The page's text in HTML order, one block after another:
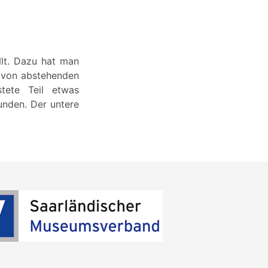
Dazu hat man
abstehenden
Teil etwas
Der untere